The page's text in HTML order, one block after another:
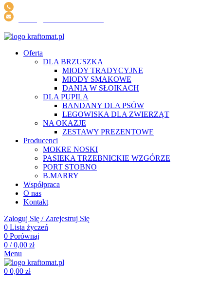
Oferta
DLA BRZUSZKA
MIODY TRADYCYJNE
MIODY SMAKOWE
DANIA W SŁOIKACH
DLA PUPILA
BANDANY DLA PSÓW
LEGOWISKA DLA ZWIERZĄT
NA OKAZJE
ZESTAWY PREZENTOWE
Producenci
MOKRE NOSKI
PASIEKA TRZEBNICKIE WZGÓRZE
PORT STOBNO
B.MARRY
Współpraca
O nas
Kontakt
Zaloguj Się / Zarejestruj Się
0 Lista życzeń
0 Porównaj
0 / 0,00 zł
Menu
0 0,00 zł